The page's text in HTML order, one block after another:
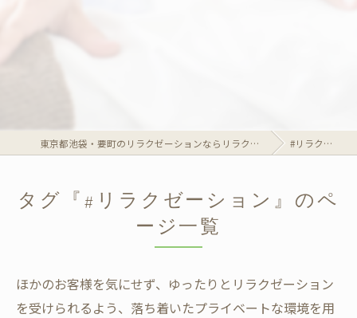
東京都池袋・要町のリラクゼーションならリラクゼーションマッサージサロンSheep #リラクゼーション
タグ『#リラクゼーション』のペ
ージ一覧
ほかのお客様を気にせず、ゆったりとリラクゼーション
を受けられるよう、落ち着いたプライベートな環境を用